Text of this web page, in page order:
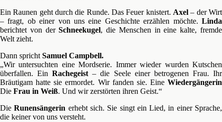
Ein Raunen geht durch die Runde. Das Feuer knistert. Axel – der Wirt
– fragt, ob einer von uns eine Geschichte erzählen möchte. Linda
berichtet von derSchneekugel, die Menschen in eine kalte, fremde
Welt zieht.
Dann spricht Samuel Campbell.
„Wir untersuchten eine Mordserie. Immer wieder wurden Kutschen
überfallen. EinRachegeist – die Seele einer betrogenen Frau. Ihr
Bräutigam hatte sie ermordet. Wir fanden sie. Eine Wiedergängerin
Die Frau in Weiß. Und wir zerstörten ihren Geist.“
DieRunensängerin erhebt sich. Sie singt ein Lied, in einer Sprache,
die keiner von uns versteht.